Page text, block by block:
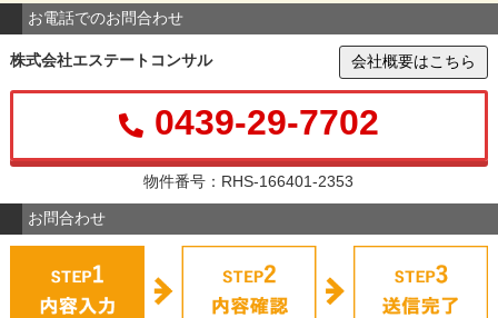
お電話でのお問合わせ
株式会社エステートコンサル 会社概要はこちら
0439-29-7702
物件番号：RHS-166401-2353
お問合わせ